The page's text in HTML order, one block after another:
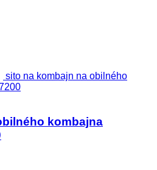
sito na kombajn na obilného
kombajna